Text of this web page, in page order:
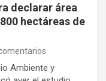
declarar área
hectáreas de
Ambiente y